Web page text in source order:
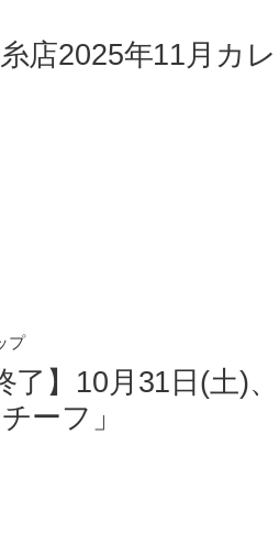
店2025年11月カ
プ
了】10月31日(土)
ーフ」